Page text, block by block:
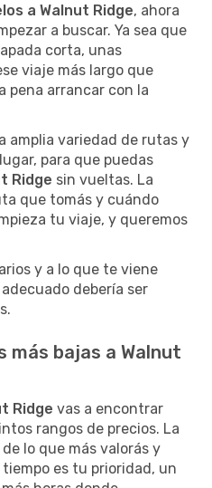
a Walnut Ridge, ahora
a buscar. Ya sea que
corta, unas
viaje más largo que
pena arrancar con la
amplia variedad de rutas y
para que puedas
Ridge sin vueltas. La
que tomás y cuándo
tu viaje, y queremos
y a lo que te viene
debería ser
más bajas a Walnut
Ridge vas a encontrar
rangos de precios. La
lo que más valorás y
es tu prioridad, un